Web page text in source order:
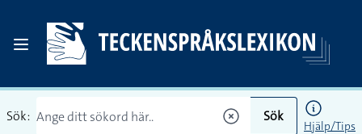
Sök: Sök
Hjälp/Tips